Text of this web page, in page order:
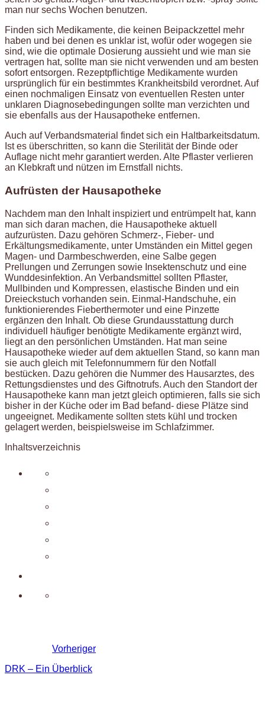
man nur sechs Wochen benutzen.
Finden sich Medikamente, die keinen Beipackzettel mehr
haben und bei denen es unklar ist, wofür oder wogegen sie
sind, wie die optimale Dosierung aussieht und wie man sie
vertragen hat, sollte man sie nicht verwenden und am besten
sofort entsorgen. Rezeptpflichtige Medikamente wurden
ursprünglich für ein bestimmtes Krankheitsbild verordnet. Auf
einen nochmaligen Einsatz von eventuellen Resten unter
unklaren Diagnosebedingungen sollte man verzichten und
sie ebenfalls aus der Hausapotheke entfernen.
Auch auf Verbandsmaterial findet sich ein Haltbarkeitsdatum.
Ist es überschritten, so kann die Sterilität der Binde oder
Auflage nicht mehr garantiert werden. Alte Pflaster verlieren
an Klebkraft und nützen im Ernstfall nichts.
Aufrüsten der Hausapotheke
Nachdem man den Inhalt inspiziert und entrümpelt hat, kann
man sich daran machen, die Hausapotheke aktuell
aufzurüsten. Dazu gehören Schmerz-, Fieber- und
Erkältungsmedikamente, unter Umständen ein Mittel gegen
Magen- und Darmbeschwerden, eine Salbe gegen
Prellungen und Zerrungen sowie Insektenschutz und eine
Wunddesinfektion. An Verbandsmittel sollten Pflaster,
Mullbinden und Kompressen, elastische Binden und ein
Dreieckstuch vorhanden sein. Einmal-Handschuhe, ein
funktionierendes Fieberthermoter und eine Pinzette
ergänzen den Inhalt. Ob diese Grundausstattung durch
individuell häufiger benötigte Medikamente ergänzt wird,
liegt an den persönlichen Umständen. Hat man seine
Hausapotheke wieder auf dem aktuellen Stand, so kann man
sie auch gleich mit Telefonnummern für den Notfall
bestücken. Dazu gehören die Nummer des Hausarztes, des
Rettungsdienstes und des Giftnotrufs. Auch den Standort der
Hausapotheke kann man jetzt gleich optimieren, falls sie sich
bisher in der Küche oder im Bad befand- diese Plätze sind
ungeeignet. Medikamente sollten stets kühl und trocken
gelagert werden, beispielsweise im Schlafzimmer.
Inhaltsverzeichnis
Vorheriger
DRK – Ein Überblick